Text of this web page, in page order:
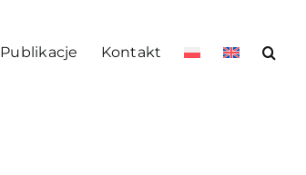
Publikacje Kontakt